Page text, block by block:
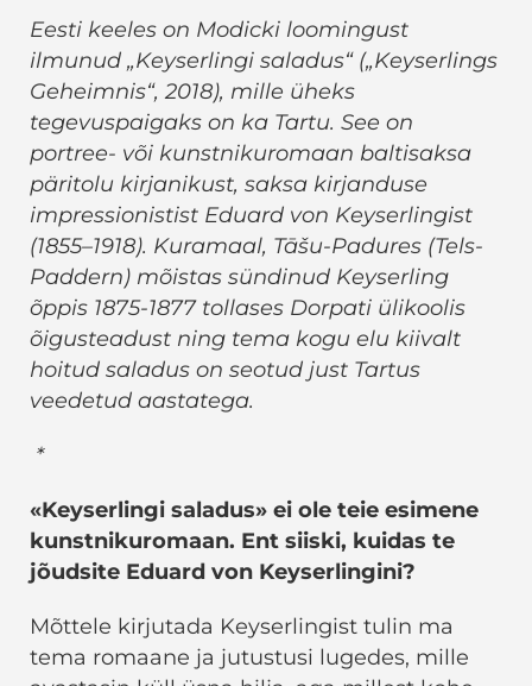
Eesti keeles on Modicki loomingust
ilmunud „Keyserlingi saladus“ („Keyserlings
Geheimnis“, 2018), mille üheks
tegevuspaigaks on ka Tartu. See on
portree- või kunstnikuromaan baltisaksa
päritolu kirjanikust, saksa kirjanduse
impressionistist Eduard von Keyserlingist
(1855–1918). Kuramaal, Tāšu-Padures (Tels-
Paddern) mõistas sündinud Keyserling
õppis 1875-1877 tollases Dorpati ülikoolis
õigusteadust ning tema kogu elu kiivalt
hoitud saladus on seotud just Tartus
veedetud aastatega.
*
«Keyserlingi saladus» ei ole teie esimene
kunstnikuromaan. Ent siiski, kuidas te
jõudsite Eduard von Keyserlingini?
Mõttele kirjutada Keyserlingist tulin ma
tema romaane ja jutustusi lugedes, mille